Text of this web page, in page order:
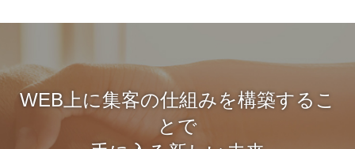
WEB上に集客の仕組みを構築するこ
とで